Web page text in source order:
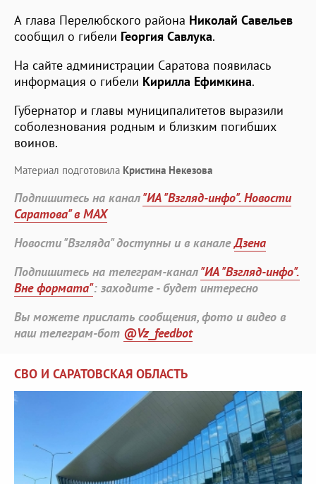
А глава Перелюбского района Николай Савельев
сообщил о гибели Георгия Савлука.
На сайте администрации Саратова появилась
информация о гибели Кирилла Ефимкина.
Губернатор и главы муниципалитетов выразили
соболезнования родным и близким погибших
воинов.
Материал подготовила Кристина Некезова
Подпишитесь на канал"ИА "Взгляд-инфо". Новости
Саратова" в MAX
Новости "Взгляда" доступны и в каналеДзена
Подпишитесь на телеграм-канал"ИА "Взгляд-инфо".
Вне формата": заходите - будет интересно
Вы можете прислать сообщения, фото и видео в
наш телеграм-бот @Vz_feedbot
СВО И САРАТОВСКАЯ ОБЛАСТЬ